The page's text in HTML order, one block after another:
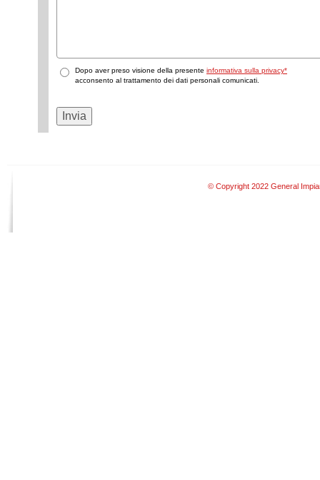
Dopo aver preso visione della presente informativa sulla privacy*
acconsento al trattamento dei dati personali comunicati.
© Copyright 2022 General